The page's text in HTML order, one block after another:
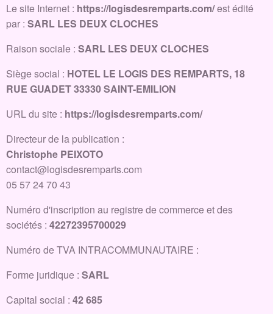
Le site Internet : https://logisdesremparts.com/est édité
par : SARL LES DEUX CLOCHES
Raison sociale : SARL LES DEUX CLOCHES
Siège social : HOTEL LE LOGIS DES REMPARTS, 18
RUE GUADET 33330 SAINT-EMILION
URL du site : https://logisdesremparts.com/
Directeur de la publication :
Christophe PEIXOTO
contact@logisdesremparts.com
05 57 24 70 43
Numéro d'inscription au registre de commerce et des
sociétés : 42272395700029
Numéro de TVA INTRACOMMUNAUTAIRE :
Forme juridique : SARL
Capital social : 42 685